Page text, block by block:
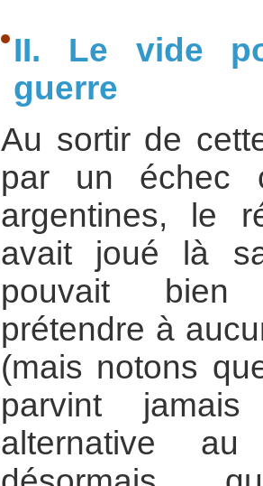
II. Le vide
guerre
Au sortir de
par un échec
argentines, le
avait joué là
pouvait bien
prétendre à
(mais notons
parvint
alternative